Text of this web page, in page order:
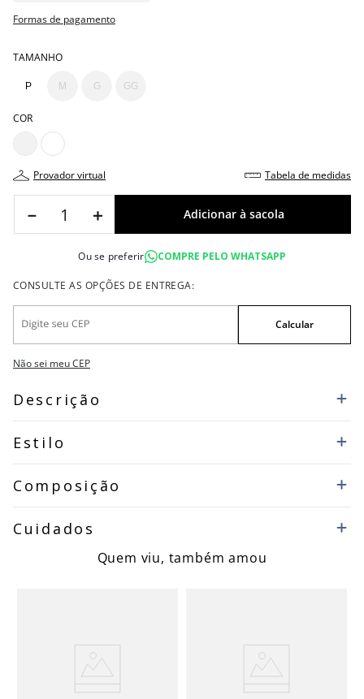
Formas de pagamento
TAMANHO
P M G GG
COR
provador virtual tabela de medidas
＋
－
Ou se preferir COMPRE PELO WHATSAPP
Não sei meu CEP
Descrição
Estilo
Composição
Cuidados
Quem viu, também amou